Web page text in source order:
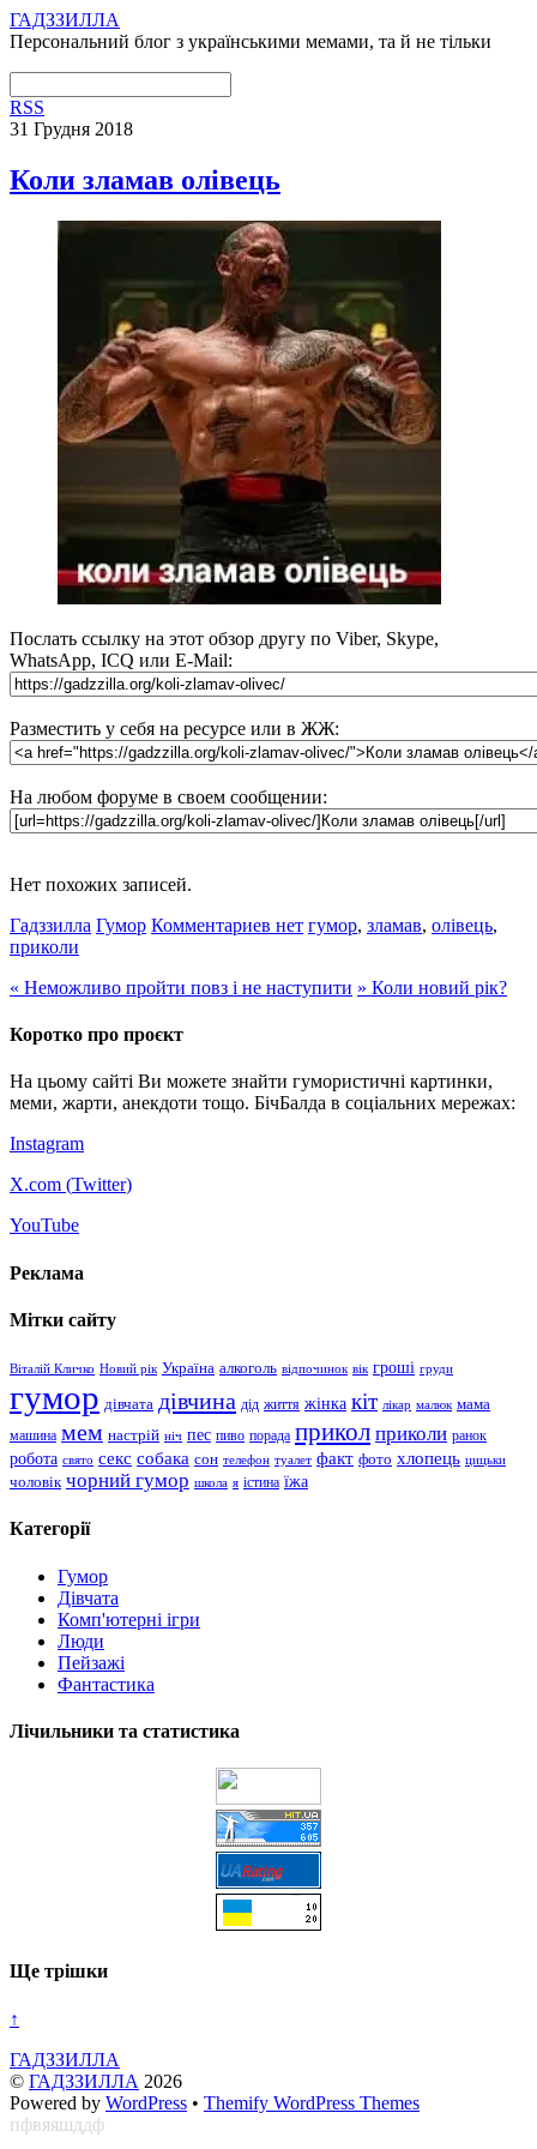
ГАДЗЗИЛЛА
Персональний блог з українськими мемами, та й не тільки
RSS
31 Грудня 2018
Коли зламав олівець
Послать ссылку на этот обзор другу по Viber, Skype,
WhatsApp, ICQ или E-Mail:
Разместить у себя на ресурсе или в ЖЖ:
На любом форуме в своем сообщении:
Нет похожих записей.
Гадззилла Гумор Комментариев нет гумор, зламав, олівець,
приколи
« Неможливо пройти повз і не наступити » Коли новий рік?
Коротко про проєкт
На цьому сайті Ви можете знайти гумористичні картинки,
меми, жарти, анекдоти тощо. БічБалда в соціальних мережах:
Instagram
X.com (Twitter)
YouTube
Реклама
Мітки сайту
Віталій Кличко Новий рік Україна алкоголь відпочинок вік гроші груди
гумор дівчата дівчина дід життя жінка кіт лікар малюк мама
машина мем настрій ніч пес пиво порада прикол приколи ранок
робота свято секс собака сон телефон туалет факт фото хлопець цицьки
чоловік чорний гумор школа я істина їжа
Категорії
Гумор
Дівчата
Комп'ютерні ігри
Люди
Пейзажі
Фантастика
Лічильники та статистика
Ще трішки
↑
ГАДЗЗИЛЛА
© ГАДЗЗИЛЛА 2026
Powered by WordPress • Themify WordPress Themes
пфвяяшддф